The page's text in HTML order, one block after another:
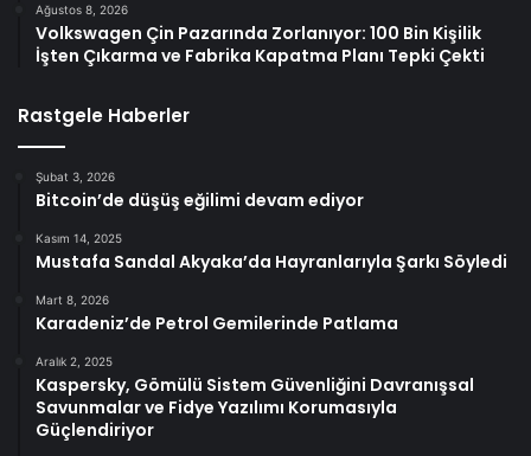
Ağustos 8, 2026
Volkswagen Çin Pazarında Zorlanıyor: 100 Bin Kişilik
İşten Çıkarma ve Fabrika Kapatma Planı Tepki Çekti
Rastgele Haberler
Şubat 3, 2026
Bitcoin’de düşüş eğilimi devam ediyor
Kasım 14, 2025
Mustafa Sandal Akyaka’da Hayranlarıyla Şarkı Söyledi
Mart 8, 2026
Karadeniz’de Petrol Gemilerinde Patlama
Aralık 2, 2025
Kaspersky, Gömülü Sistem Güvenliğini Davranışsal
Savunmalar ve Fidye Yazılımı Korumasıyla
Güçlendiriyor